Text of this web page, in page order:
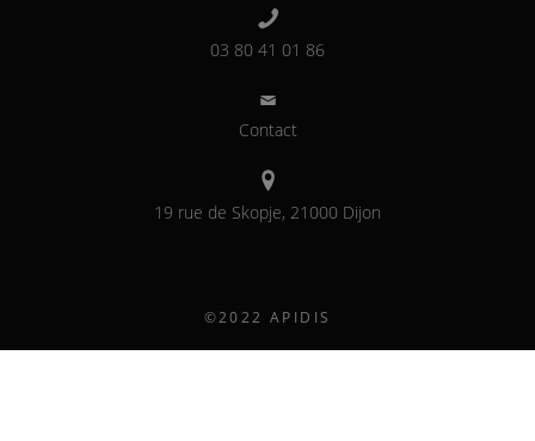
03 80 41 01 86
Contact
19 rue de Skopje, 21000 Dijon
©2022 APIDIS